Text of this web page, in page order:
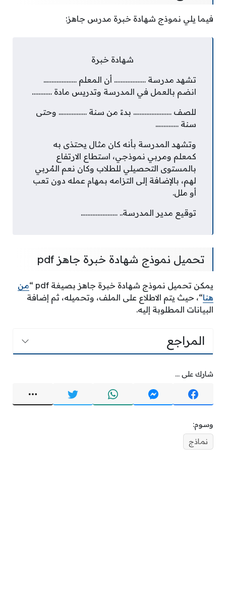
فيما يلي نموذج شهادة خبرة مدرس جاهز:
شهادة خبرة
تشهد مدرسة ………………. أن المعلم ………………..
انضم بالعمل في المدرسة وتدريس مادة …………
للصف ………………….. بدءً من سنة …………….. وحتى
سنة …………..
وتشهد المدرسة بأنه كان مثال يحتذى به
كمعلم ومربي نموذجي، استطاع الارتفاع
بالمستوى التحصيلي للطلاب وكان نعم المُربي
لهم، بالإضافة إلى التزامه بمهام عمله دون تعب
أو ملل.
توقيع مدير المدرسة.. ………………….
تحميل نموذج شهادة خبرة جاهز pdf
يمكن تحميل نموذج شهادة خبرة جاهز بصيغة pdf “
من
هنا“، حيث يتم الاطلاع على الملف، وتحميله، ثم إضافة
البيانات المطلوبة إليه.
المراجع
شارك على ...
وسوم:
نماذج